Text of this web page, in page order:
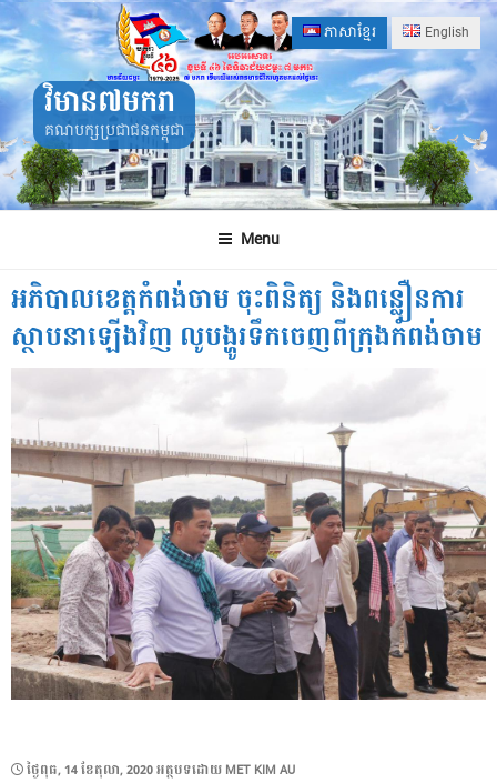
Skip
to
content
ភាសាខ្មែរ English
វិមាន៧មករា
គណបក្សប្រជាជនកម្ពុជា
Menu
អភិបាលខេត្តកំពង់ចាម ចុះពិនិត្យ និងពន្លឿនការ
ស្ថាបនាឡើងវិញ លូបង្ហូរទឹកចេញពីក្រុងកំពង់ចាម
POSTED
ថ្ងៃ​ពុធ, 14 ខែ​តុលា, 2020អត្ថបទដោយ MET KIM AU